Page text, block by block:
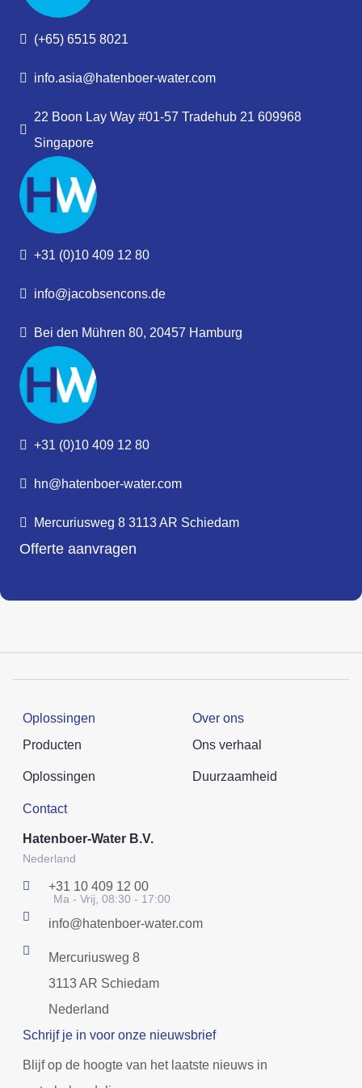
(+65) 6515 8021
info.asia@hatenboer-water.com
22 Boon Lay Way #01-57 Tradehub 21 609968
Singapore
+31 (0)10 409 12 80
info@jacobsencons.de
Bei den Mühren 80, 20457 Hamburg
+31 (0)10 409 12 80
hn@hatenboer-water.com
Mercuriusweg 8 3113 AR Schiedam
Offerte aanvragen
Oplossingen
Producten
Oplossingen
Over ons
Ons verhaal
Duurzaamheid
Contact
Hatenboer-Water B.V.
Nederland
+31 10 409 12 00
Ma - Vrij, 08:30 - 17:00
info@hatenboer-water.com
Mercuriusweg 8
3113 AR Schiedam
Nederland
Schrijf je in voor onze nieuwsbrief
Blijf op de hoogte van het laatste nieuws in